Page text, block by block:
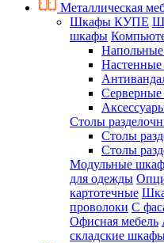
Металлическая
Шкафы КУПЕ
шкафы
Серверные
Столы
Столы
Столы
Модульные
для одежды
картотечные
проволоки С
Офисная мебель
складские